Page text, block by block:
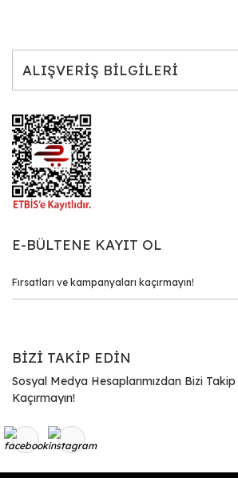
ALIŞVERİŞ BİLGİLERİ
E-BÜLTENE KAYIT OL
BİZİ TAKİP EDİN
Sosyal Medya Hesaplarımızdan Bizi Takip
Kaçırmayın!